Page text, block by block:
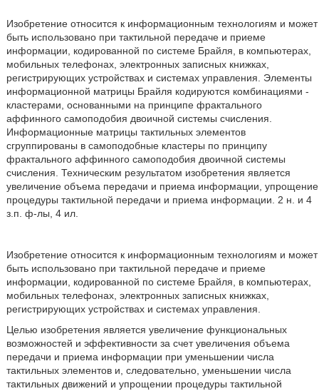
Изобретение относится к информационным технологиям и может
быть использовано при тактильной передаче и приеме
информации, кодированной по системе Брайля, в компьютерах,
мобильных телефонах, электронных записных книжках,
регистрирующих устройствах и системах управления. Элементы
информационной матрицы Брайля кодируются комбинациями -
кластерами, основанными на принципе фрактального
аффинного самоподобия двоичной системы счисления.
Информационные матрицы тактильных элементов
сгруппированы в самоподобные кластеры по принципу
фрактального аффинного самоподобия двоичной системы
счисления. Техническим результатом изобретения является
увеличение объема передачи и приема информации, упрощение
процедуры тактильной передачи и приема информации. 2 н. и 4
з.п. ф-лы, 4 ил.
Изобретение относится к информационным технологиям и может
быть использовано при тактильной передаче и приеме
информации, кодированной по системе Брайля, в компьютерах,
мобильных телефонах, электронных записных книжках,
регистрирующих устройствах и системах управления.
Целью изобретения является увеличение функциональных
возможностей и эффективности за счет увеличения объема
передачи и приема информации при уменьшении числа
тактильных элементов и, следовательно, уменьшении числа
тактильных движений и упрощении процедуры тактильной